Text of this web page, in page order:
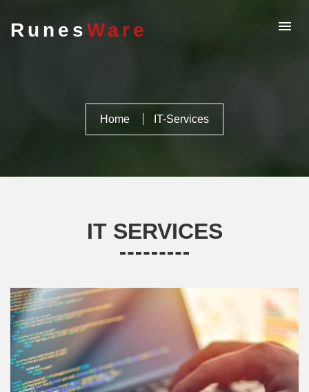
RunesWare
Home IT-Services
IT SERVICES